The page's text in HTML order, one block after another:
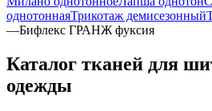
однотоннаяТрикотаж демисезонный
—Бифлекс ГРАНЖ фуксия
Каталог тканей для
одежды